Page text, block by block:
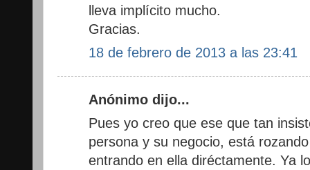
lleva implícito mucho.
Gracias.
18 de febrero de 2013 a las 23:41
Anónimo dijo...
Pues yo creo que ese que tan
persona y su negocio, está
entrando en ella diréctamente. Ya